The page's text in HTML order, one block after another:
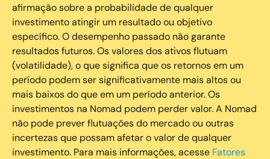
afirmação sobre a probabilidade de qualquer
investimento atingir um resultado ou objetivo
específico. O desempenho passado não garante
resultados futuros. Os valores dos ativos flutuam
(volatilidade), o que significa que os retornos em um
período podem ser significativamente mais altos ou
mais baixos do que em um período anterior. Os
investimentos na Nomad podem perder valor. A Nomad
não pode prever flutuações do mercado ou outras
incertezas que possam afetar o valor de qualquer
investimento. Para mais informações, acesse Fatores